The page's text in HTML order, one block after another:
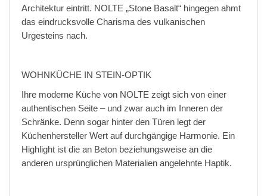
Architektur eintritt. NOLTE „Stone Basalt“ hingegen ahmt
das eindrucksvolle Charisma des vulkanischen
Urgesteins nach.
WOHNKÜCHE IN STEIN-OPTIK
Ihre moderne Küche von NOLTE zeigt sich von einer
authentischen Seite – und zwar auch im Inneren der
Schränke. Denn sogar hinter den Türen legt der
Küchenhersteller Wert auf durchgängige Harmonie. Ein
Highlight ist die an Beton beziehungsweise an die
anderen ursprünglichen Materialien angelehnte Haptik.